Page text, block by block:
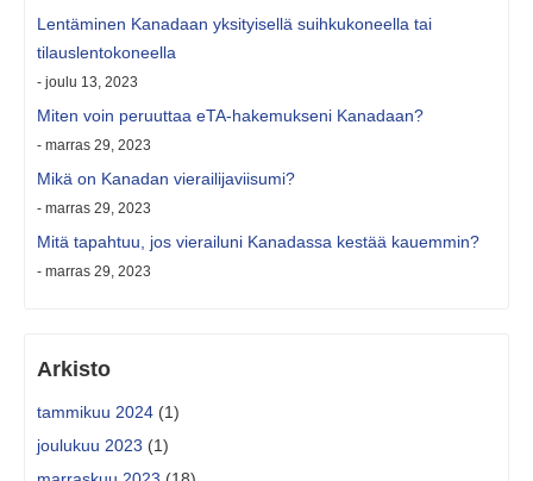
Lentäminen Kanadaan yksityisellä suihkukoneella tai
tilauslentokoneella
- joulu 13, 2023
Miten voin peruuttaa eTA-hakemukseni Kanadaan?
- marras 29, 2023
Mikä on Kanadan vierailijaviisumi?
- marras 29, 2023
Mitä tapahtuu, jos vierailuni Kanadassa kestää kauemmin?
- marras 29, 2023
Arkisto
tammikuu 2024 (1)
joulukuu 2023 (1)